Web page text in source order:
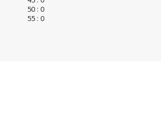
50 : 0
55 : 0